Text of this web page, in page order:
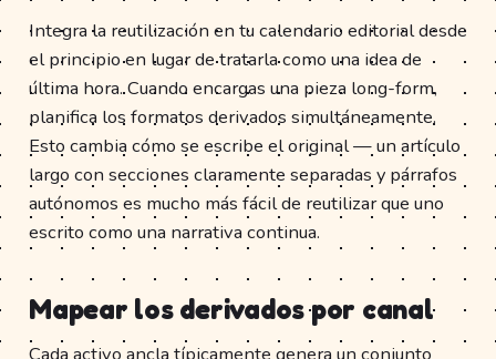
Integra la reutilización en tu calendario editorial desde
el principio en lugar de tratarla como una idea de
última hora. Cuando encargas una pieza long-form,
planifica los formatos derivados simultáneamente.
Esto cambia cómo se escribe el original — un artículo
largo con secciones claramente separadas y párrafos
autónomos es mucho más fácil de reutilizar que uno
escrito como una narrativa continua.
Mapear los derivados por canal
Cada activo ancla típicamente genera un conjunto